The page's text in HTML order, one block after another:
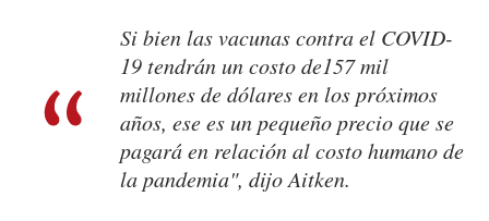
Si bien las vacunas contra el COVID-
19 tendrán un costo de157 mil
millones de dólares en los próximos
años, ese es un pequeño precio que se
pagará en relación al costo humano de
la pandemia", dijo Aitken.